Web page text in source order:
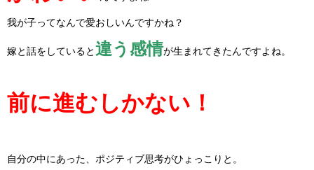
我が子ってなんで愛おしいんですかね？
嫁と話をしていると違う感情が生まれてきたんですよね。
前に進むしかない！
自分の中にあった、ポジティブ思考がひょっこりと。